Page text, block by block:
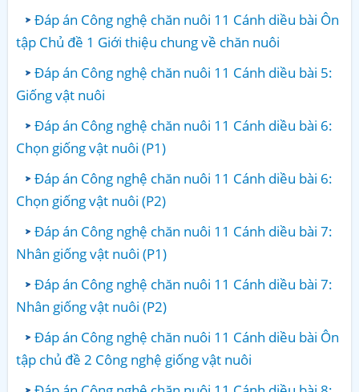
Đáp án Công nghệ chăn nuôi 11 Cánh diều bài Ôn
tập Chủ đề 1 Giới thiệu chung về chăn nuôi
Đáp án Công nghệ chăn nuôi 11 Cánh diều bài 5:
Giống vật nuôi
Đáp án Công nghệ chăn nuôi 11 Cánh diều bài 6:
Chọn giống vật nuôi (P1)
Đáp án Công nghệ chăn nuôi 11 Cánh diều bài 6:
Chọn giống vật nuôi (P2)
Đáp án Công nghệ chăn nuôi 11 Cánh diều bài 7:
Nhân giống vật nuôi (P1)
Đáp án Công nghệ chăn nuôi 11 Cánh diều bài 7:
Nhân giống vật nuôi (P2)
Đáp án Công nghệ chăn nuôi 11 Cánh diều bài Ôn
tập chủ đề 2 Công nghệ giống vật nuôi